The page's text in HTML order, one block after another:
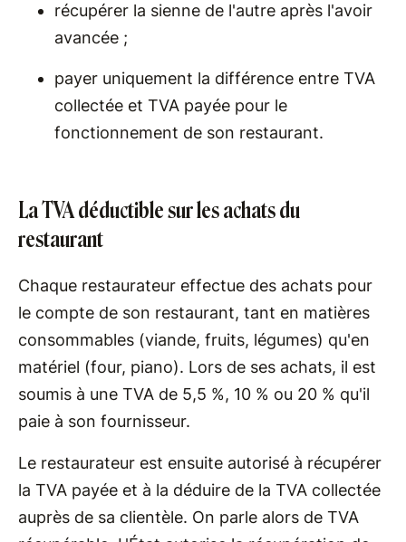
récupérer la sienne de l'autre après l'avoir
avancée ;
payer uniquement la différence entre TVA
collectée et TVA payée pour le
fonctionnement de son restaurant.
La TVA déductible sur les achats du
restaurant
Chaque restaurateur effectue des achats pour
le compte de son restaurant, tant en matières
consommables (viande, fruits, légumes) qu'en
matériel (four, piano). Lors de ses achats, il est
soumis à une TVA de 5,5 %, 10 % ou 20 % qu'il
paie à son fournisseur.
Le restaurateur est ensuite autorisé à récupérer
la TVA payée et à la déduire de la TVA collectée
auprès de sa clientèle. On parle alors de TVA